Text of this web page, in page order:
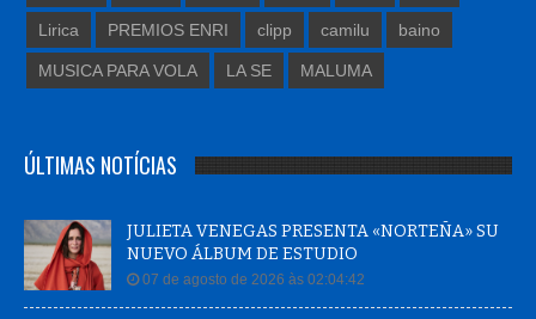
Lirica PREMIOS ENRI clipp camilu baino
MUSICA PARA VOLA LA SE MALUMA
ÚLTIMAS NOTÍCIAS
JULIETA VENEGAS PRESENTA «NORTEÑA» SU
NUEVO ÁLBUM DE ESTUDIO
07 de agosto de 2026 às 02:04:42